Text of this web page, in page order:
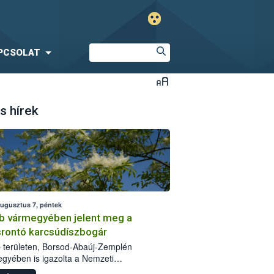
hírek
7, péntek
vármegyében jelent meg a
karcsúdíszbogár
területen, Borsod-Abaúj-Zemplén
is igazolta a Nemzeti
biztonsági Hivatal (Nébih) a